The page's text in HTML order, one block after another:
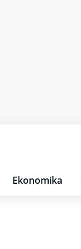
Ekonomika